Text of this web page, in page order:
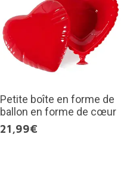
Petite boîte en forme de
ballon en forme de cœur
21,99€